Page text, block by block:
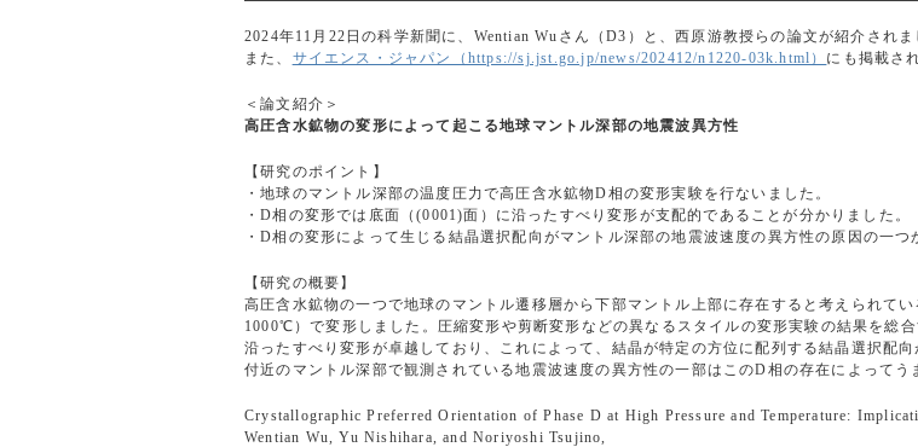
2024年11月22日の科学新聞に、Wentian Wuさん（D3）と、西原游教授らの論文が紹介されま
また、 サイエンス・ジャパン（https://sj.jst.go.jp/news/202412/n1220-03k.html） にも掲載さ
＜論文紹介＞
高圧含水鉱物の変形によって起こる地球マントル深部の地震波異方性
【研究のポイント】
・地球のマントル深部の温度圧力で高圧含水鉱物D相の変形実験を行ないました。
・D相の変形では底面（(0001)面）に沿ったすべり変形が支配的であることが分かりました。
・D相の変形によって生じる結晶選択配向がマントル深部の地震波速度の異方性の原因の一つ
【研究の概要】
高圧含水鉱物の一つで地球のマントル遷移層から下部マントル上部に存在すると考えられて
1000℃）で変形しました。圧縮変形や剪断変形などの異なるスタイルの変形実験の結果を総
沿ったすべり変形が卓越しており、これによって、結晶が特定の方位に配列する結晶選択配
付近のマントル深部で観測されている地震波速度の異方性の一部はこのD相の存在によってう
Crystallographic Preferred Orientation of Phase D at High Pressure and Temperature:
Wentian Wu, Yu Nishihara, and Noriyoshi Tsujino,